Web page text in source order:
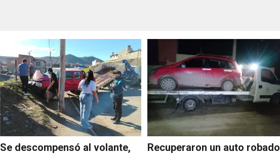
Se descompensó al volante,
Recuperaron un auto robado